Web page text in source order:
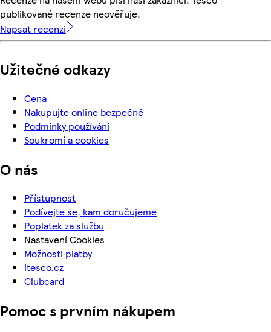
publikované recenze neověřuje.
Napsat recenzi
Užitečné odkazy
Cena
Nakupujte online bezpečně
Podmínky používání
Soukromí a cookies
O nás
Přístupnost
Podívejte se, kam doručujeme
Poplatek za službu
Nastavení Cookies
Možnosti platby
itesco.cz
Clubcard
Pomoc s prvním nákupem